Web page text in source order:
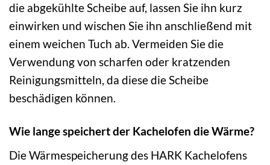
die abgekühlte Scheibe auf, lassen Sie ihn kurz
einwirken und wischen Sie ihn anschließend mit
einem weichen Tuch ab. Vermeiden Sie die
Verwendung von scharfen oder kratzenden
Reinigungsmitteln, da diese die Scheibe
beschädigen können.
Wie lange speichert der Kachelofen die Wärme?
Die Wärmespeicherung des HARK Kachelofens